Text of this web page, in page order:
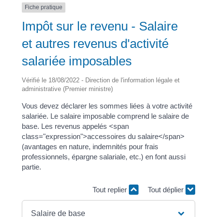
Fiche pratique
Impôt sur le revenu - Salaire
et autres revenus d'activité
salariée imposables
Vérifié le 18/08/2022 - Direction de l'information légale et
administrative (Premier ministre)
Vous devez déclarer les sommes liées à votre activité
salariée. Le salaire imposable comprend le salaire de
base. Les revenus appelés <span
class="expression">accessoires du salaire</span>
(avantages en nature, indemnités pour frais
professionnels, épargne salariale, etc.) en font aussi
partie.
Tout replier Tout déplier
Salaire de base